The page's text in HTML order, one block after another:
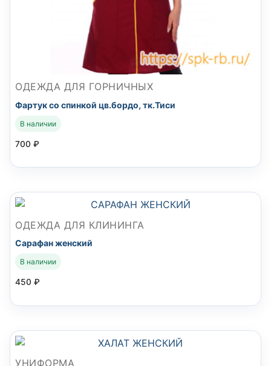
ОДЕЖДА ДЛЯ ГОРНИЧНЫХ
Фартук со спинкой цв.бордо, тк.Тиси
В наличии
700 ₽
ОДЕЖДА ДЛЯ КЛИНИНГА
Сарафан женский
В наличии
450 ₽
УНИФОРМА